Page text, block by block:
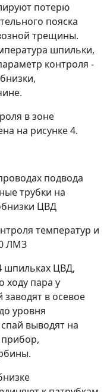
потерю
пояска
трещины.
шпильки,
контроля -
в зоне
на рисунке 4.
подвода
трубки на
ЦВД
температур и
ЛМЗ
шпильках ЦВД,
ходу пара у
в осевое
уровня
выводят на